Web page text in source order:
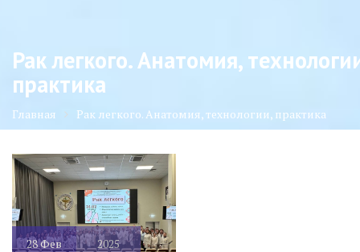
КЛИНИЧЕСКИЙ ОНКОЛОГИЧЕСКИЙ
ЦЕНТР"
Рак легкого. Анатомия,
практика
Главная Рак легкого. Анатомия, технологии, практика
28Фев 2025